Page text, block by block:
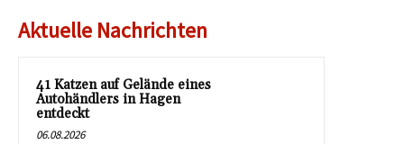
Aktuelle Nachrichten
41 Katzen auf Gelände eines
Autohändlers in Hagen
entdeckt
06.08.2026